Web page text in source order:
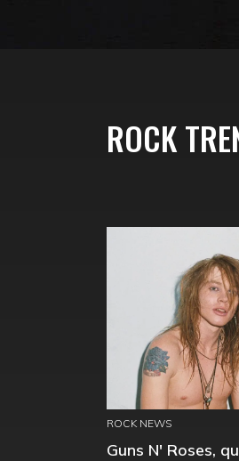
ROCK
ROCK NEWS
Guns N' Roses,